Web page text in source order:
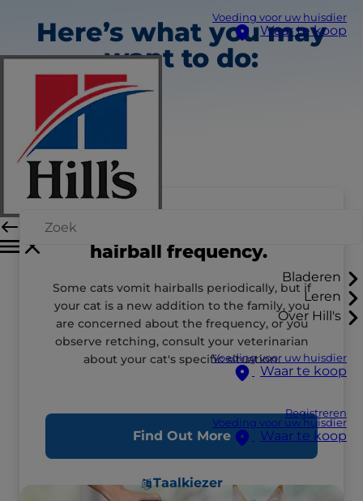
Voeding voor uw huisdier
Waar te koop
Bladeren
Leren
Over Hill's
Voeding voor uw huisdier
Waar te koop
Registreren
Voeding voor uw huisdier
Waar te koop
Taalkiezer
Here’s what you may
want to do:
Talk to your vet about
hairball frequency.
Some cats vomit hairballs periodically, but if
your cat is a new addition to the family, you
are concerned about the frequency, or you
observe retching, consult your veterinarian
about your cat's specific situation.
Find Out More